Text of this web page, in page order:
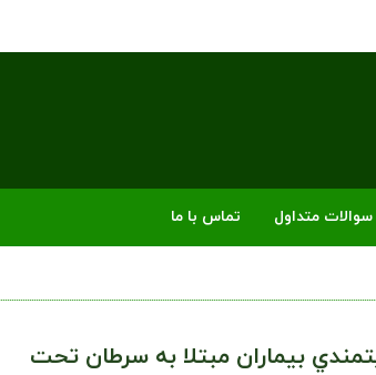
سوالات متداول تماس با ما
بيماران مبتلا به سرطان تحت